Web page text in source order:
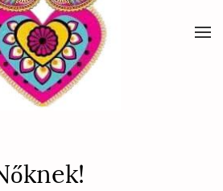
MÉSZÁROS KRISZTINA